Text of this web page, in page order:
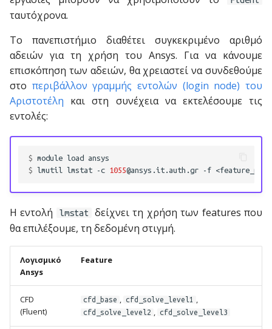
ε
γ
ι
α
ν
χ
ί
υπηρεσίες Cloud
Μεταφορά αρχείων μέσω
Globus
Parallel GNU εργασίες
GPU εργασίες
Project Manager
GROMACS
LAMMPS
mumax
NAMD
NBO
ORCA
Q-Chem
Quantum Espresso
Stacks
Turbomole
VASP
Busco
CASTER
Chaste
cwltool
EggNOG-mapper
FastQC
FastQScreen
fastStructure
flo
GATK
GEMMA
ταυτόχρονα.
Το πανεπιστήμιο διαθέτει συγκεκριμένο αριθμό
αδειών για τη χρήση του Ansys. Για να κάνουμε
επισκόπηση των αδειών, θα χρειαστεί να συνδεθούμε
στο περιβάλλον γραμμής εντολών (login node) του
Αριστοτέλη και στη συνέχεια να εκτελέσουμε τις
εντολές:
$ module load
$ lmutil lmstat -c 1055@ansys.it.auth.gr -f
Η εντολή lmstat
δείχνει τη χρήση των features που
θα επιλέξουμε, τη δεδομένη στιγμή.
Λογισμικό
Ansys
Feature
CFD
(Fluent)
cfd_base , cfd_solve_level1 ,
cfd_solve_level2 , cfd_solve_level3